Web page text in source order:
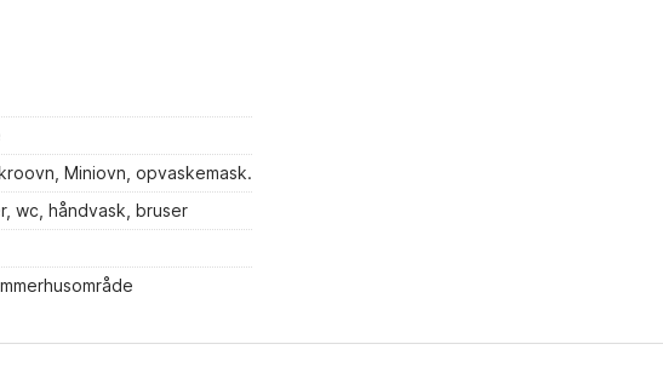
Miniovn, opvaskemask.
wc, håndvask, bruser